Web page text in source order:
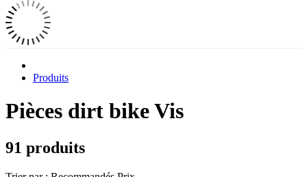
Produits
Pièces dirt bike Vis
91 produits